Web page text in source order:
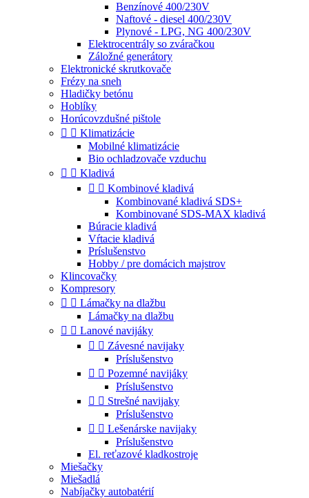
Benzínové 400/230V
Naftové - diesel 400/230V
Plynové - LPG, NG 400/230V
Elektrocentrály so zváračkou
Záložné generátory
Elektronické skrutkovače
Frézy na sneh
Hladičky betónu
Hoblíky
Horúcovzdušné pištole
  Klimatizácie
Mobilné klimatizácie
Bio ochladzovače vzduchu
  Kladivá
  Kombinové kladivá
Kombinované kladivá SDS+
Kombinované SDS-MAX kladivá
Búracie kladivá
Vŕtacie kladivá
Príslušenstvo
Hobby / pre domácich majstrov
Klincovačky
Kompresory
  Lámačky na dlažbu
Lámačky na dlažbu
  Lanové navijáky
  Závesné navijaky
Príslušenstvo
  Pozemné navijáky
Príslušenstvo
  Strešné navijaky
Príslušenstvo
  Lešenárske navijaky
Príslušenstvo
El. reťazové kladkostroje
Miešačky
Miešadlá
Nabíjačky autobatérií